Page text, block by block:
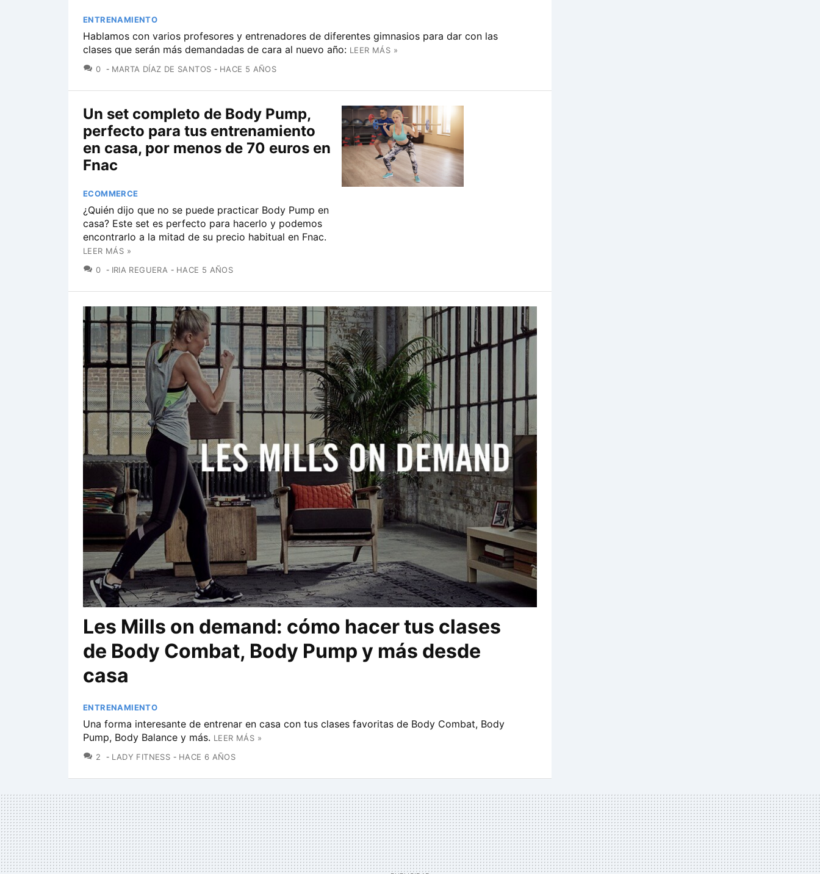
ENTRENAMIENTO
Hablamos con varios profesores y entrenadores de diferentes gimnasios para dar con las
clases que serán más demandadas de cara al nuevo año: LEER MÁS »
0 COMENTARIOS
MARTA DÍAZ DE SANTOS HACE 5 AÑOS
Un set completo de Body Pump,
perfecto para tus entrenamiento
en casa, por menos de 70 euros en
Fnac
ECOMMERCE
¿Quién dijo que no se puede practicar Body Pump en
casa? Este set es perfecto para hacerlo y podemos
encontrarlo a la mitad de su precio habitual en Fnac.
LEER MÁS »
0 COMENTARIOS
IRIA REGUERA HACE 5 AÑOS
Les Mills on demand: cómo hacer tus clases
de Body Combat, Body Pump y más desde
casa
ENTRENAMIENTO
Una forma interesante de entrenar en casa con tus clases favoritas de Body Combat, Body
Pump, Body Balance y más. LEER MÁS »
2
COMENTARIOS
LADY FITNESS HACE 6 AÑOS